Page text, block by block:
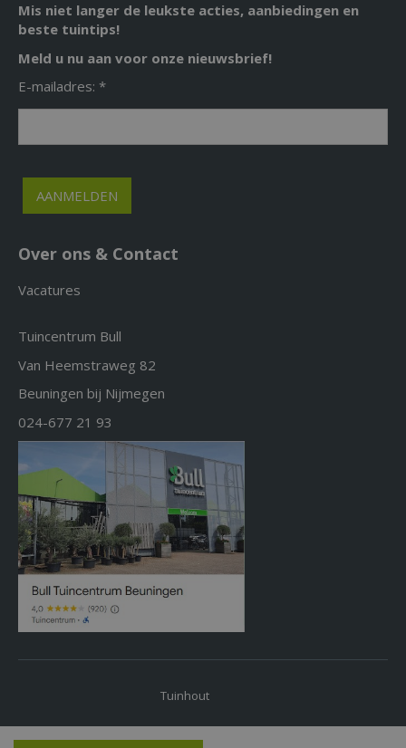
Mis niet langer de leukste acties, aanbiedingen en
beste tuintips!
Meld u nu aan voor onze nieuwsbrief!
E-mailadres: *
Over ons & Contact
Vacatures
Tuincentrum Bull
Van Heemstraweg 82
Beuningen bij Nijmegen
024-677 21 93
Tuinhout